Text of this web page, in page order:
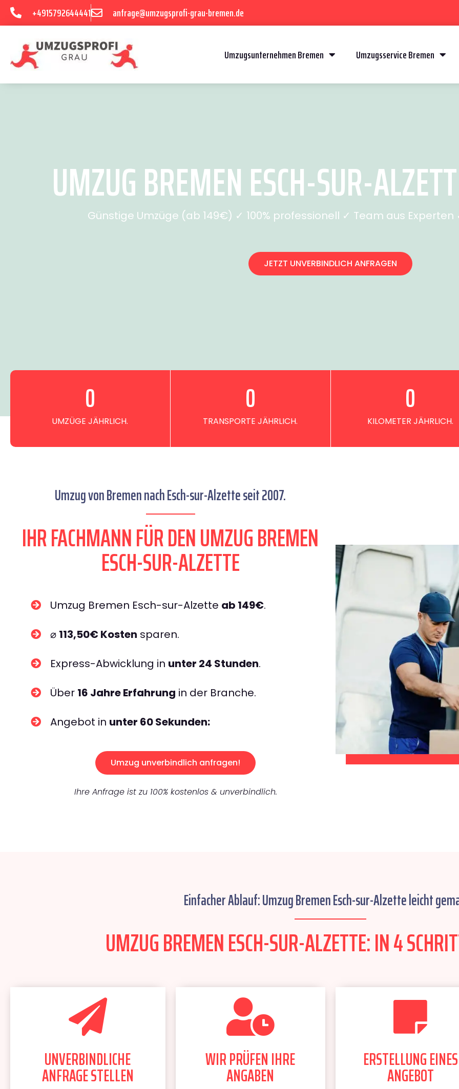
+4915792644441 anfrage@umzugsprofi-grau-bremen.de
Umzugsunternehmen Bremen Umzugsservice Bremen
UMZUG BREMEN ESCH-SUR-
Günstige Umzüge (ab 149€) ✓ 100% professionell ✓ Team aus
JETZT UNVERBINDLICH ANFRAGEN
UMZÜGE JÄHRLICH.
0
TRANSPORTE JÄHRLICH.
0
KILOMETER JÄHRLICH.
0
Umzug von Bremen nach Esch-sur-Alzette seit 2007.
IHR FACHMANN FÜR DEN UMZUG BREMEN
ESCH-SUR-ALZETTE
Umzug Bremen Esch-sur-Alzette ab 149€.
⌀ 113,50€ Kosten sparen.
Express-Abwicklung in unter 24 Stunden.
Über 16 Jahre Erfahrung in der Branche.
Angebot in unter 60 Sekunden:
Umzug unverbindlich anfragen!
Ihre Anfrage ist zu 100% kostenlos & unverbindlich.
Einfacher Ablauf: Umzug Bremen Esch-sur-Alzette leicht
UMZUG BREMEN ESCH-SUR-ALZETTE: IN 4
UNVERBINDLICHE
ANFRAGE STELLEN
WIR PRÜFEN IHRE
ANGABEN
ERSTELLUNG EINES
ANGEBOT